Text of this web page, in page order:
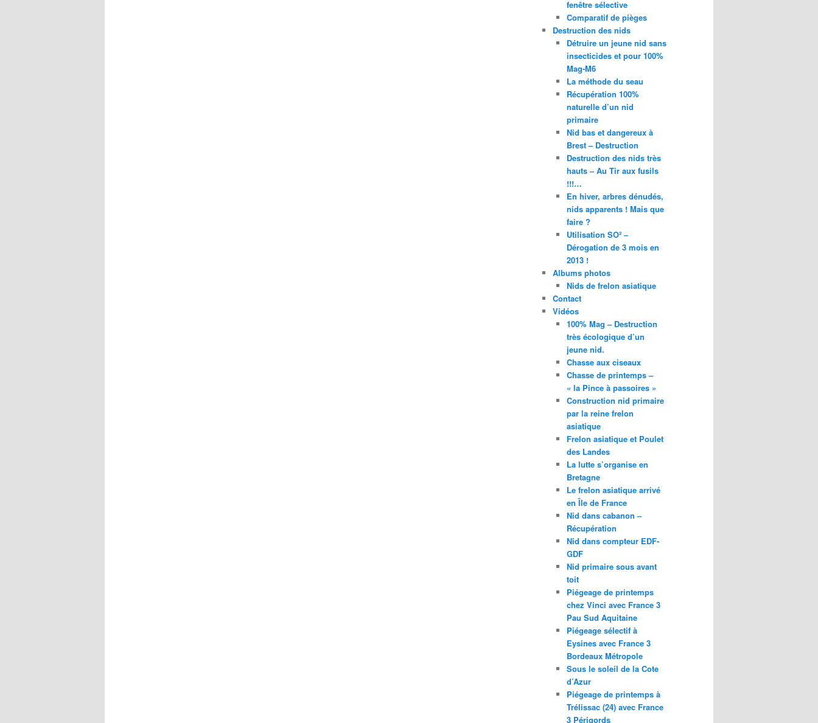
fenêtre sélective
Comparatif de pièges
Destruction des nids
Détruire un jeune nid sans
insecticides et pour 100%
Mag-M6
La méthode du seau
Récupération 100%
naturelle d’un nid
primaire
Nid bas et dangereux à
Brest – Destruction
Destruction des nids très
hauts – Au Tir aux fusils
!!!…
En hiver, arbres dénudés,
nids apparents ! Mais que
faire ?
Utilisation SO² –
Dérogation de 3 mois en
2013 !
Albums photos
Nids de frelon asiatique
Contact
Vidéos
100% Mag – Destruction
très écologique d’un
jeune nid.
Chasse aux ciseaux
Chasse de printemps –
« la Pince à passoires »
Construction nid primaire
par la reine frelon
asiatique
Frelon asiatique et Poulet
des Landes
La lutte s’organise en
Bretagne
Le frelon asiatique arrivé
en Île de France
Nid dans cabanon –
Récupération
Nid dans compteur EDF-
GDF
Nid primaire sous avant
toit
Piégeage de printemps
chez Vinci avec France 3
Pau Sud Aquitaine
Piégeage sélectif à
Eysines avec France 3
Bordeaux Métropole
Sous le soleil de la Cote
d’Azur
Piégeage de printemps à
Trélissac (24) avec France
3 Périgords